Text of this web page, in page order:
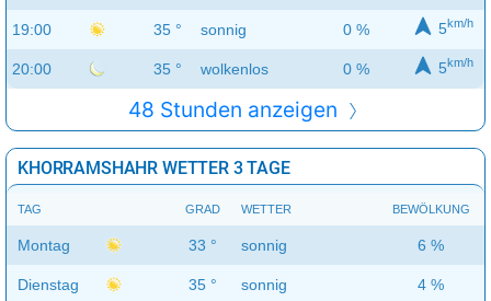
19:00 35 ° sonnig 0 % 5km/h
20:00 35 ° wolkenlos 0 % 5km/h
48 Stunden anzeigen
KHORRAMSHAHR WETTER 3 TAGE
TAG GRAD WETTER BEWÖLKUNG
Montag 33 ° sonnig 6 %
Dienstag 35 ° sonnig 4 %